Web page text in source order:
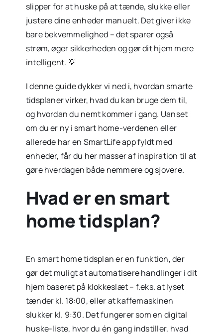
slipper for at huske på at tænde, slukke eller
justere dine enheder manuelt. Det giver ikke
bare bekvemmelighed – det sparer også
strøm, øger sikkerheden og gør dit hjem mere
intelligent. 💡
I denne guide dykker vi ned i, hvordan smarte
tidsplaner virker, hvad du kan bruge dem til,
og hvordan du nemt kommer i gang. Uanset
om du er ny i smart home-verdenen eller
allerede har en SmartLife app fyldt med
enheder, får du her masser af inspiration til at
gøre hverdagen både nemmere og sjovere.
Hvad er en smart
home tidsplan?
En smart home tidsplan er en funktion, der
gør det muligt at automatisere handlinger i dit
hjem baseret på klokkeslæt – f.eks. at lyset
tænder kl. 18:00, eller at kaffemaskinen
slukker kl. 9:30. Det fungerer som en digital
huske-liste, hvor du én gang indstiller, hvad